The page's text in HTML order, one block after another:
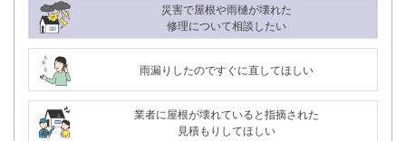
災害で屋根や雨樋が壊れた
修理について相談したい
雨漏りしたのですぐに直してほしい
業者に屋根が壊れていると指摘された
見積もりしてほしい